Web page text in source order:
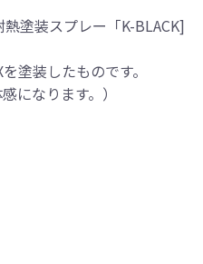
塗装スプレー「K-BLACK]
塗装したものです。
になります。）
承ください。
ましては事前の予告
りますので了承願い
了する場合がありま